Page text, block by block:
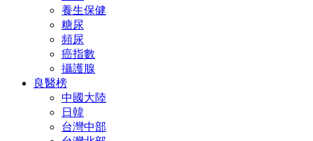
養生保健
糖尿
頻尿
癌指數
攝護腺
良醫榜
中國大陸
日韓
台灣中部